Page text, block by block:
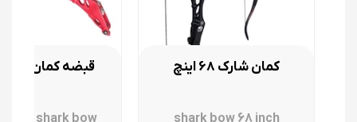
کمان شارک 68 اینچ قبضه کمان چپ